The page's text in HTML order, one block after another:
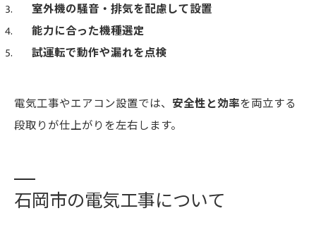
室外機の騒音・排気を配慮して設置
能力に合った機種選定
試運転で動作や漏れを点検
電気工事やエアコン設置では、 安全性と効率を両立する
段取りが仕上がりを左右します。
石岡市の電気工事について